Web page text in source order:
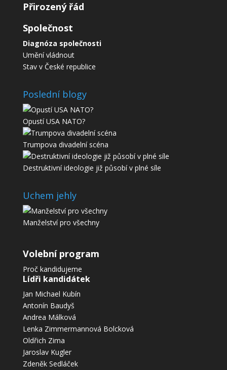
Přirozený řád
Společnost
Diagnóza společnosti
Umění vládnout
Stav v České republice
Poslední blogy
Opustí USA NATO?
Trumpova divadelní scéna
Destruktivní ideologie již působí v plné síle
Uchem jehly
Manželství pro všechny
Volební program
Proč kandidujeme
Lídři kandidátek
Jan Michael Kubín
Antonín Baudyš
Andrea Málková
Lenka Zimmermannová Bolcková
Oldřich Zima
Jaroslav Kugler
Zdeněk Sedláček